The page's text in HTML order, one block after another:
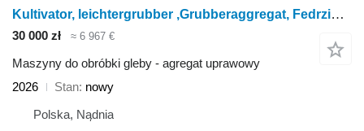
Kultivator, leichtergrubber ,Grubberaggregat, Fedrzinkengrubber
30 000 zł ≈ 6 967 €
Maszyny do obróbki gleby - agregat uprawowy
2026
Stan nowy
Polska, Nądnia